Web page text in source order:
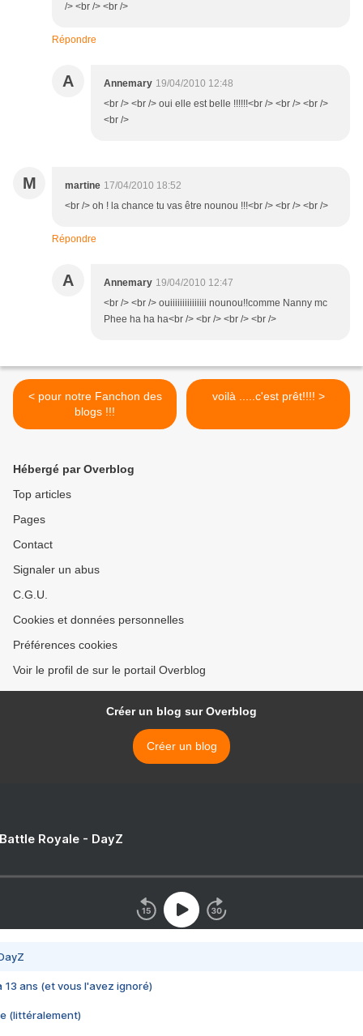
/> <br /> <br />
Répondre
A Annemary 19/04/2010 12:48
<br /> <br /> oui elle est belle !!!!!!<br /> <br /> <br />
<br />
M martine 17/04/2010 18:52
<br /> oh ! la chance tu vas être nounou !!!<br /> <br /> <br />
Répondre
A Annemary 19/04/2010 12:47
<br /> <br /> ouiiiiiiiiiiiiiii nounou!!comme Nanny mc
Phee ha ha ha<br /> <br /> <br /> <br />
< pour notre Fanchon des
blogs !!!
voilà .....c'est prêt!!!! >
Hébergé par Overblog
Top articles
Pages
Contact
Signaler un abus
C.G.U.
Cookies et données personnelles
Préférences cookies
Voir le profil de sur le portail Overblog
Créer un blog sur Overblog
Créer un blog
Royale - DayZ
13 ans (et vous l'avez ignoré)
(littéralement)